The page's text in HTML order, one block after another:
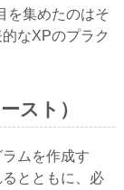
を集めたのはそ
なXPのプラク
スト）
ムを作成す
とともに、必